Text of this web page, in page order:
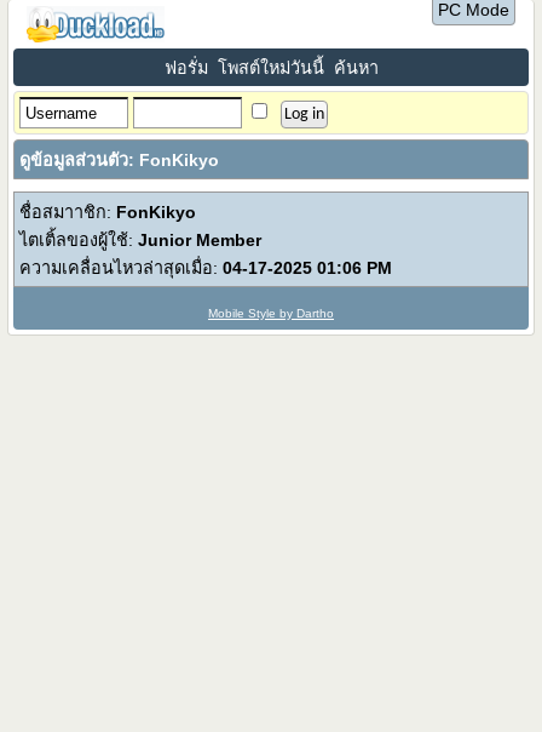
PC Mode
ฟอรั่ม โพสต์ใหม่วันนี้ ค้นหา
ดูข้อมูลส่วนตัว: FonKikyo
ชื่อสมาาชิก: FonKikyo
ไตเติ้ลของผู้ใช้:Junior Member
ความเคลื่อนไหวล่าสุดเมื่อ: 04-17-202501:06 PM
Mobile Style by Dartho